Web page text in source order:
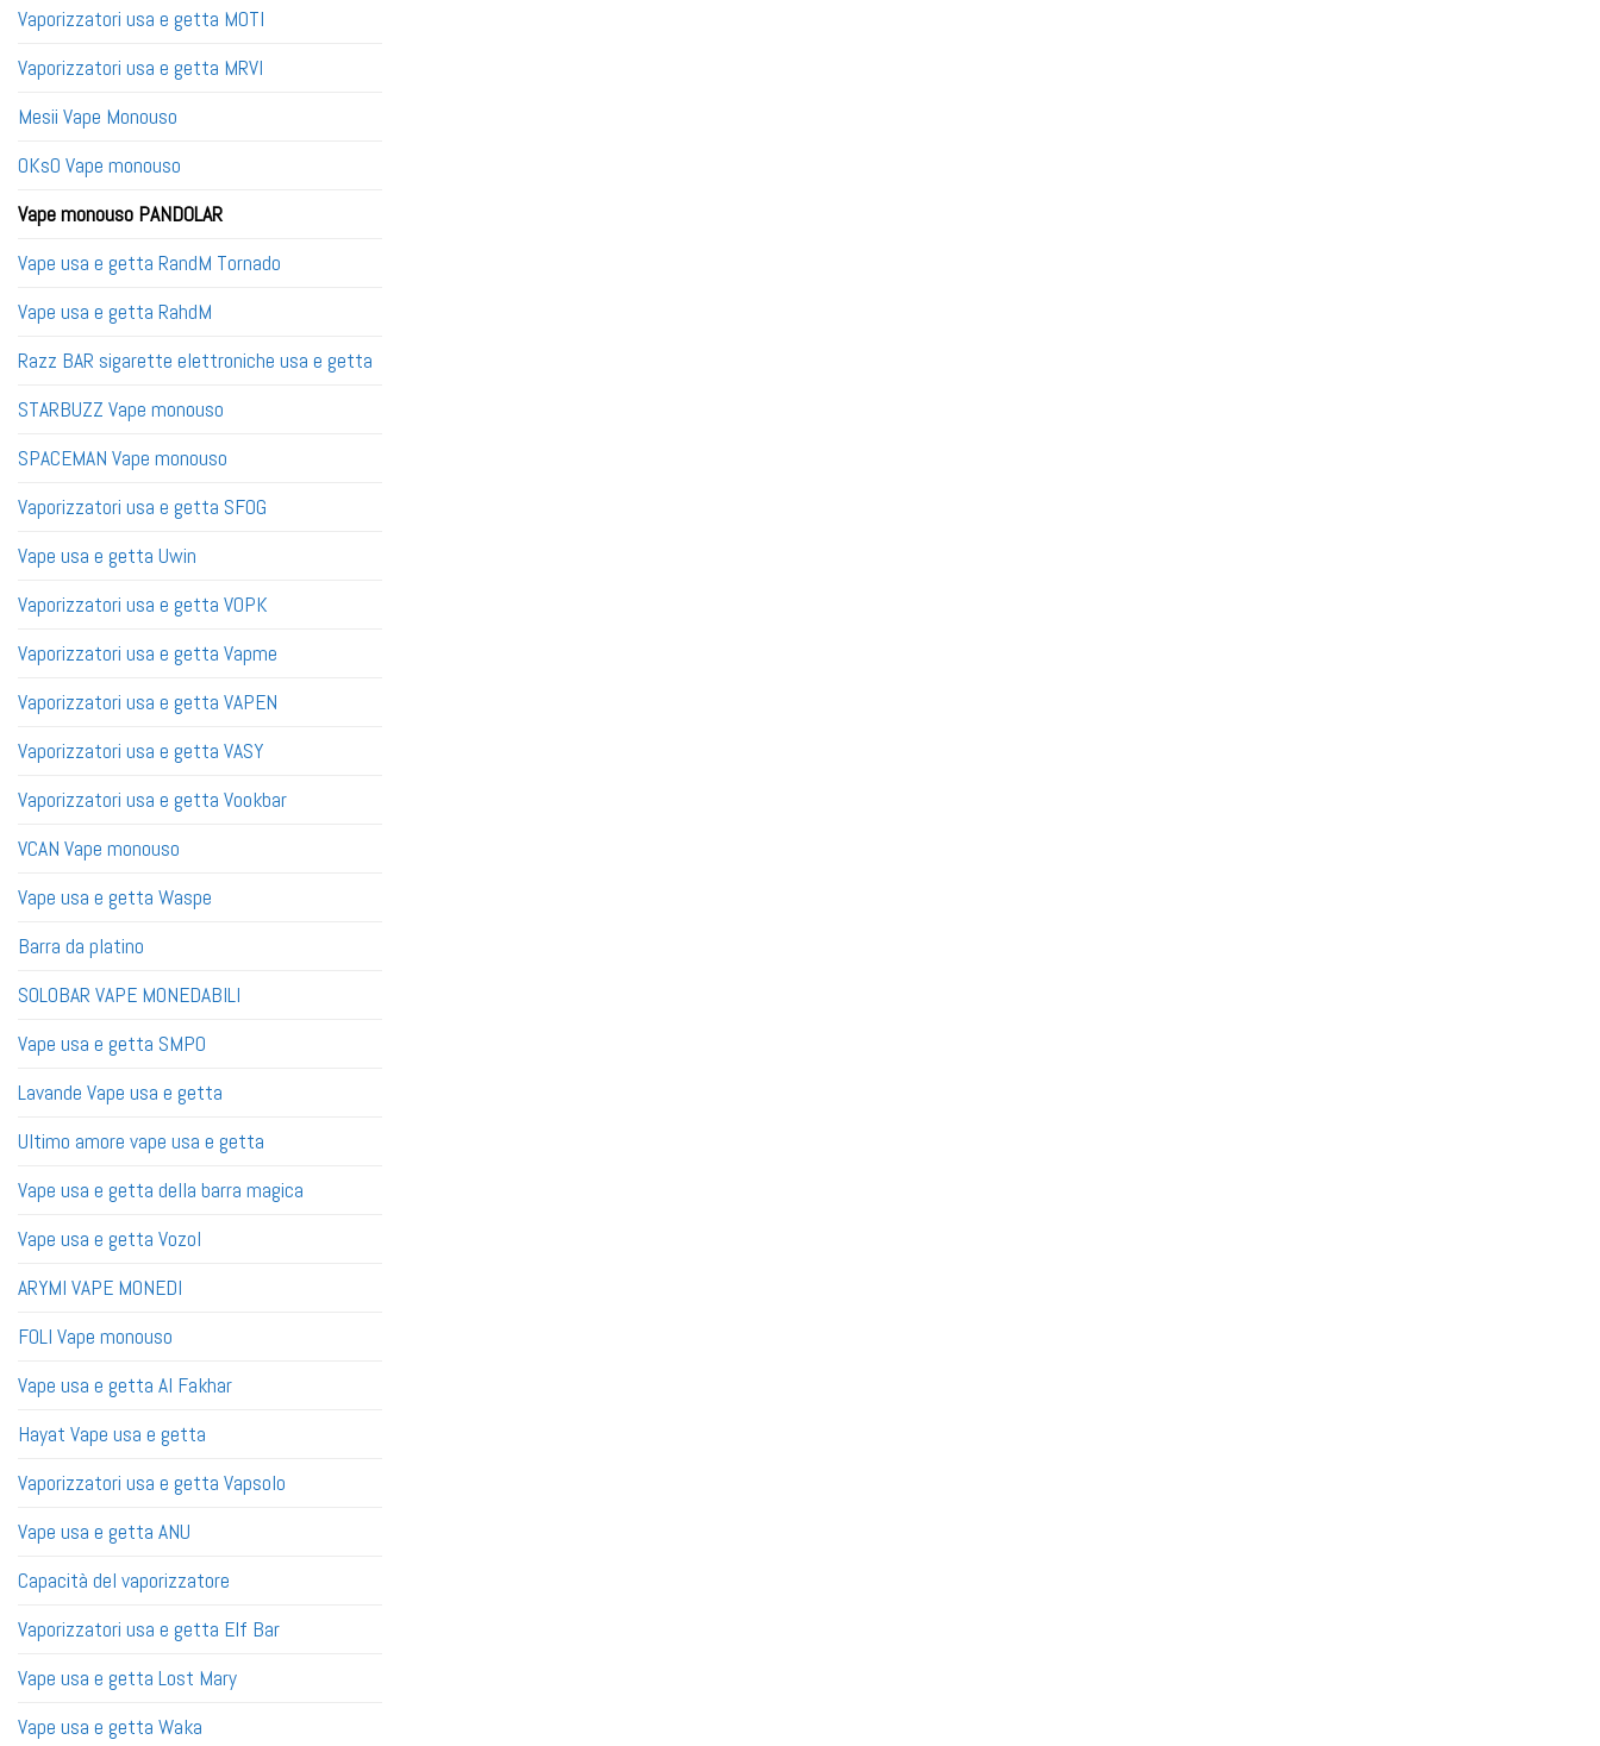
Vaporizzatori usa e getta MOTI
Vaporizzatori usa e getta MRVI
Mesii Vape Monouso
OKsO Vape monouso
Vape monouso PANDOLAR
Vape usa e getta RandM Tornado
Vape usa e getta RahdM
Razz BAR sigarette elettroniche usa e getta
STARBUZZ Vape monouso
SPACEMAN Vape monouso
Vaporizzatori usa e getta SFOG
Vape usa e getta Uwin
Vaporizzatori usa e getta VOPK
Vaporizzatori usa e getta Vapme
Vaporizzatori usa e getta VAPEN
Vaporizzatori usa e getta VASY
Vaporizzatori usa e getta Vookbar
VCAN Vape monouso
Vape usa e getta Waspe
Barra da platino
SOLOBAR VAPE MONEDABILI
Vape usa e getta SMPO
Lavande Vape usa e getta
Ultimo amore vape usa e getta
Vape usa e getta della barra magica
Vape usa e getta Vozol
ARYMI VAPE MONEDI
FOLI Vape monouso
Vape usa e getta Al Fakhar
Hayat Vape usa e getta
Vaporizzatori usa e getta Vapsolo
Vape usa e getta ANU
Capacità del vaporizzatore
Vaporizzatori usa e getta Elf Bar
Vape usa e getta Lost Mary
Vape usa e getta Waka